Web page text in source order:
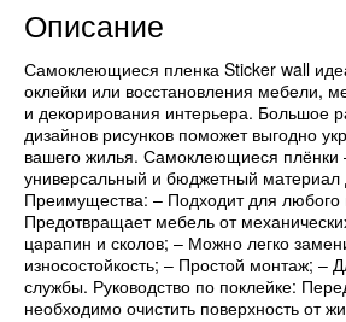
Описание
Самоклеющиеся пленка Sticker wall
оклейки или восстановления мебели,
и декорирования интерьера. Большое
дизайнов рисунков поможет выгодно
вашего жилья. Самоклеющиеся
универсальный и бюджетный материал
Преимущества: – Подходит для любого
Предотвращает мебель от
царапин и сколов; – Можно легко
износостойкость; – Простой монтаж; –
службы. Руководство по поклейке:
необходимо очистить поверхность от